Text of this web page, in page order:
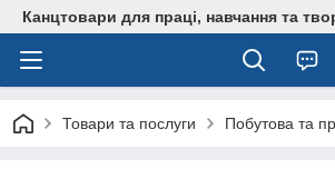
Канцтовари для працi, навчання та
Товари та послуги Побутова та